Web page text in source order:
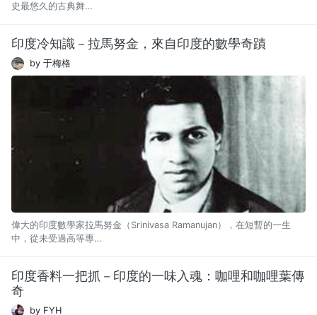
史最悠久的古典舞…
印度冷知識－拉馬努金，來自印度的數學奇蹟
by 于梅格
偉大的印度數學家拉馬努金（Srinivasa Ramanujan），在短暫的一生
中，從未受過高等專…
印度香料一把抓－印度的一味入魂：咖哩和咖哩葉傳
奇
by FYH